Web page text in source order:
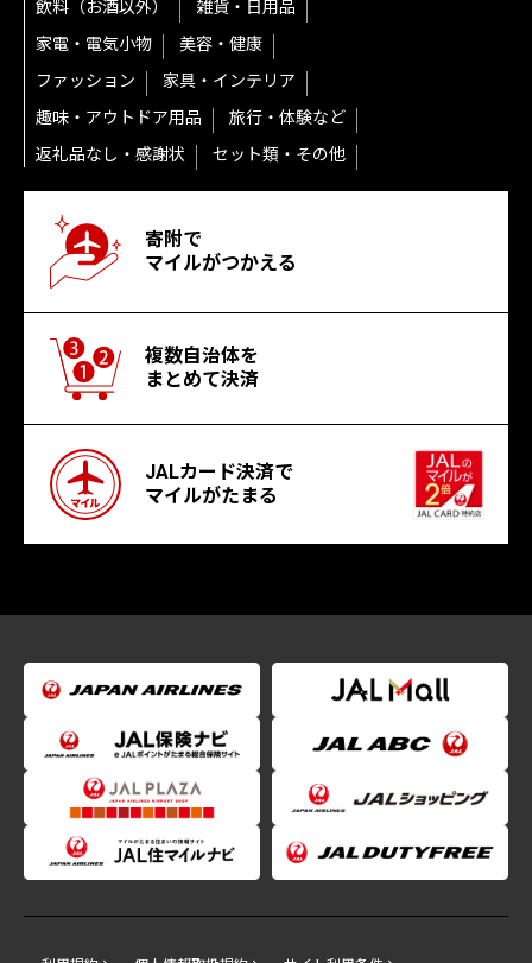
飲料（お酒以外）
雑貨・日用品
家電・電気小物
美容・健康
ファッション
家具・インテリア
趣味・アウトドア用品
旅行・体験など
返礼品なし・感謝状
セット類・その他
寄附で
マイルがつかえる
複数自治体を
まとめて決済
JALカード決済で
マイルがたまる